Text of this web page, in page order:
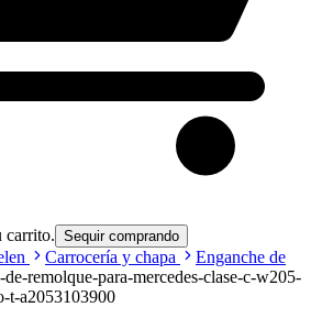
carrito. Sequir comprando
Carrocería y chapa
Enganche de
de-remolque-para-mercedes-clase-c-w205-
t-a2053103900